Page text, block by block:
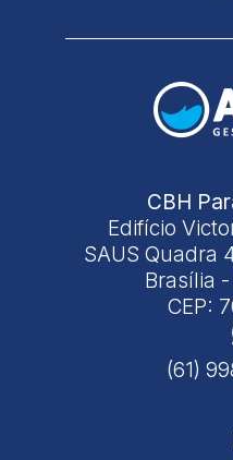
CBH
Edifício
SAUS Quadra
Brasília -
CEP:
(61)